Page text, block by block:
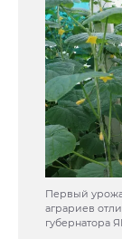
Первый
аграриев
губернатора